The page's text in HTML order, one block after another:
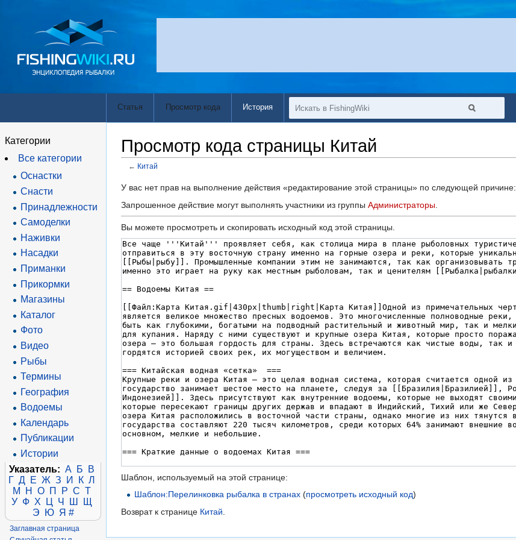
Просмотр кода страницы Китай
← Китай
Перейти
к
Перейти
к
У вас нет прав на выполнение действия «редактирование этой страницы» по следующей причине:
Запрошенное действие могут выполнять участники из группы Администраторы
Вы можете просмотреть и скопировать исходный код этой страницы.
Шаблон, используемый на этой странице:
Шаблон:Перелинковка рыбалка в странах (просмотреть исходный код)
Возврат к странице Китай.
Статья Просмотр кода История
Категории
Все категории
Оснастки
Снасти
Принадлежности
Самоделки
Наживки
Насадки
Приманки
Прикормки
Магазины
Каталог
Фото
Видео
Рыбы
Термины
География
Водоемы
Календарь
Публикации
Истории
Указатель: А Б
В
Г Д Е Ж З И К Л
М
Н О П Р С Т
У Ф Х Ц Ч Ш
Щ
Э
Ю Я #
Заглавная страница